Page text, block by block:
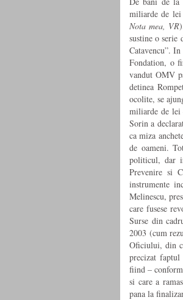
miliarde de lei
Nota mea, VR
sustine o serie
Catavencu”.
Fondation, o
vandut OMV
detinea
ocolite, se
miliarde de lei
Sorin a
ca miza
de oameni.
politicul, dar
Prevenire si
instrumente
Melinescu,
care fusese
Surse din
2003 (cum
Oficiului, din
precizat
fiind –
si care a
pana la